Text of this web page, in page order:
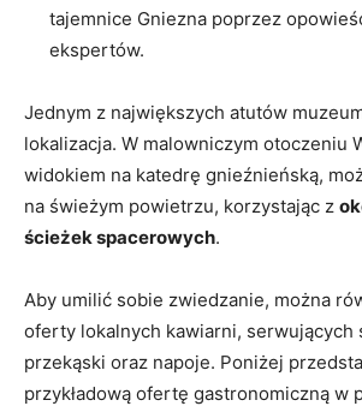
tajemnice ⁢Gniezna ‍poprzez
‍ekspertów.
Jednym z największych atutów
lokalizacja. W malowniczym otoczeniu
widokiem na katedrę gnieźnieńską,
na ‌świeżym powietrzu, korzystając z
ścieżek spacerowych.
Aby umilić sobie zwiedzanie, można
oferty lokalnych kawiarni, serwujących
przekąski ‍oraz napoje. Poniżej
przykładową ofertę gastronomiczną w